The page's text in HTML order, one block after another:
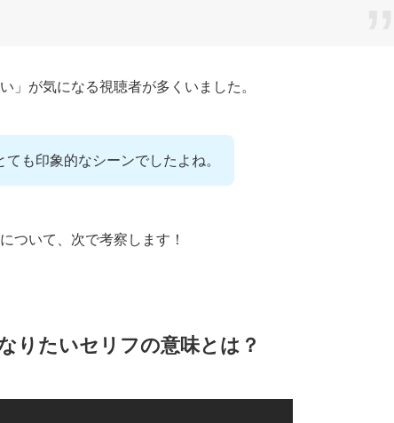
」が気になる視聴者が多くいました。
も印象的なシーンでしたよね。
ついて、次で考察します！
りたいセリフの意味とは？